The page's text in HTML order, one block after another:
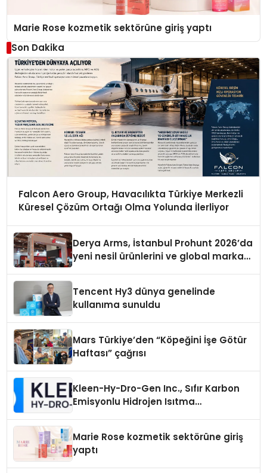
Marie Rose kozmetik sektörüne giriş yaptı
Son Dakika
Falcon Aero Group, Havacılıkta Türkiye Merkezli
Küresel Çözüm Ortağı Olma Yolunda İlerliyor
Derya Arms, İstanbul Prohunt 2026’da
yeni nesil ürünlerini ve global marka
Tencent Hy3 dünya genelinde
kullanıma sunuldu
Mars Türkiye’den “Köpeğini İşe Götür
Haftası” çağrısı
Kleen-Hy-Dro-Gen Inc., Sıfır Karbon
Emisyonlu Hidrojen Isıtma
Marie Rose kozmetik sektörüne giriş
yaptı